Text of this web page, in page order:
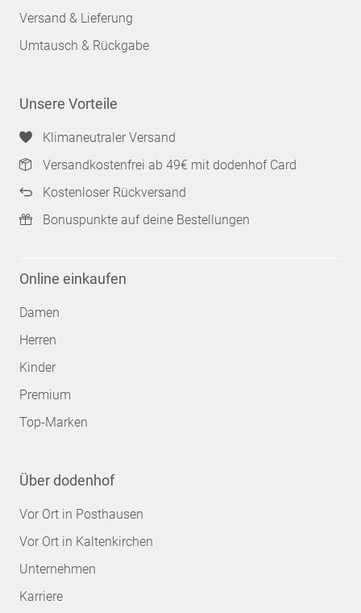
Versand & Lieferung
Umtausch & Rückgabe
Unsere Vorteile
Klimaneutraler Versand
Versandkostenfrei ab 49€ mit dodenhof Card
Kostenloser Rückversand
Bonuspunkte auf deine Bestellungen
Online einkaufen
Damen
Herren
Kinder
Premium
Top-Marken
Über dodenhof
Vor Ort in Posthausen
Vor Ort in Kaltenkirchen
Unternehmen
Karriere